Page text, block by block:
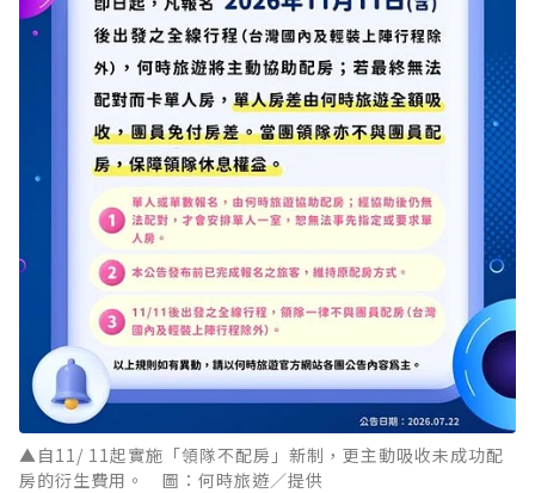
▲自11/ 11起實施「領隊不配房」新制，更主動吸收未成功配
房的衍生費用。 圖：何時旅遊／提供